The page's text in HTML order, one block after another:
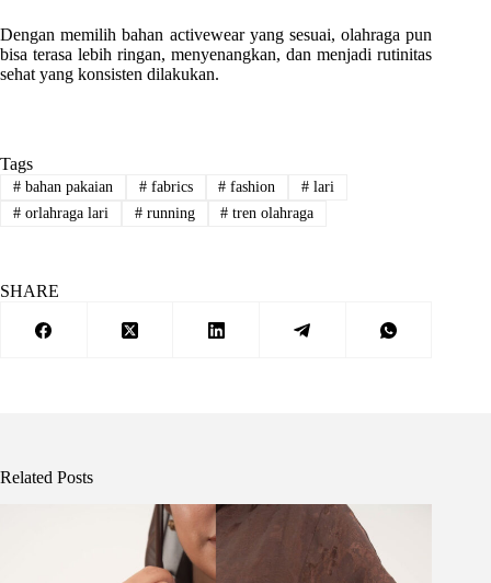
Dengan memilih bahan activewear yang sesuai, olahraga pun
bisa terasa lebih ringan, menyenangkan, dan menjadi rutinitas
sehat yang konsisten dilakukan.
Tags
#bahan pakaian #fabrics # fashion # lari
#orlahraga lari #running # tren olahraga
SHARE
Related Posts